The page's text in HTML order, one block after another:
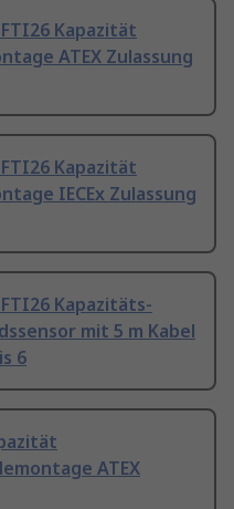
Kapazität
ATEX Zulassung
Kapazität
IECEx Zulassung
Kapazitäts-
mit 5 m Kabel
6
ATEX